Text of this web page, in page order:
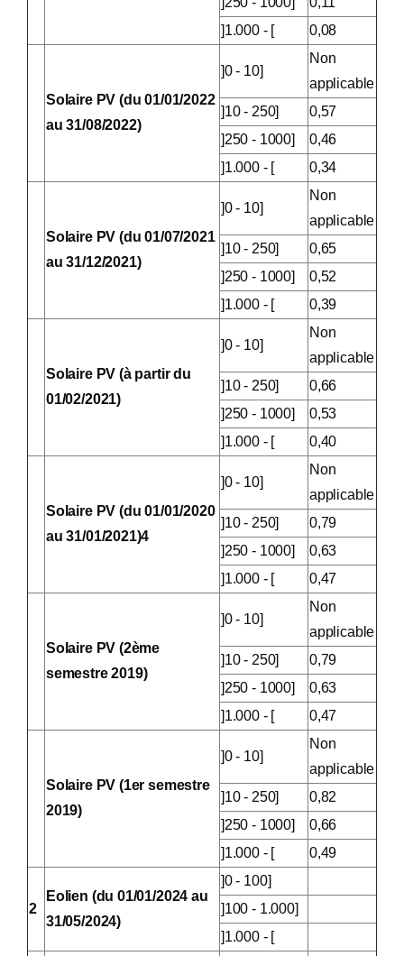
]1.000 - [
0,08
Solaire PV (du 01/01/2022
au 31/08/2022)
]0 - 10]
Non
applicable
]10 - 250]
0,57
]250 - 1000]
0,46
]1.000 - [
0,34
Solaire PV (du 01/07/2021
au 31/12/2021)
]0 - 10]
Non
applicable
]10 - 250]
0,65
]250 - 1000]
0,52
]1.000 - [
0,39
Solaire PV (à partir du
01/02/2021)
]0 - 10]
Non
applicable
]10 - 250]
0,66
]250 - 1000]
0,53
]1.000 - [
0,40
Solaire PV (du 01/01/2020
au 31/01/2021)4
]0 - 10]
Non
applicable
]10 - 250]
0,79
]250 - 1000]
0,63
]1.000 - [
0,47
Solaire PV (2ème
semestre 2019)
]0 - 10]
Non
applicable
]10 - 250]
0,79
]250 - 1000]
0,63
]1.000 - [
0,47
Solaire PV (1er semestre
2019)
]0 - 10]
Non
applicable
]10 - 250]
0,82
]250 - 1000]
0,66
]1.000 - [
0,49
2
Eolien (du 01/01/2024 au
31/05/2024)
]0 - 100]
]100 - 1.000]
]1.000 - [